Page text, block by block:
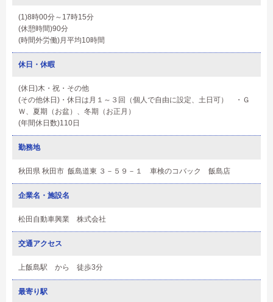
(1)8時00分～17時15分
(休憩時間)90分
(時間外労働)月平均10時間
休日・休暇
(休日)木・祝・その他
(その他休日)・休日は月１～３回（個人で自由に設定、土日可） ・Ｇ
Ｗ、夏期（お盆）、冬期（お正月）
(年間休日数)110日
勤務地
秋田県 秋田市 飯島道東 ３－５９－１ 車検のコバック 飯島店
企業名・施設名
松田自動車興業 株式会社
交通アクセス
上飯島駅 から 徒歩3分
最寄り駅